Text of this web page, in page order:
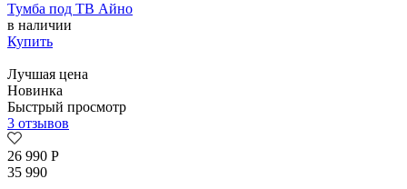
Тумба под ТВ Айно
в наличии
Купить
Лучшая цена
Новинка
Быстрый просмотр
3 отзывов
26 990 Р
35 990